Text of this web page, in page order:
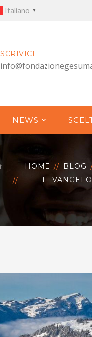
Italiano ▼
SCRIVICI
NEWS
HOME BLOG
IL